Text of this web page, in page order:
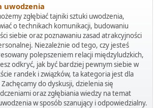
uwodzenia
zgłębiać tajniki sztuki uwodzenia,
o technikach komunikacji, budowaniu
siebie oraz poznawaniu zasad atrakcyjności
Niezależnie od tego, czy jesteś
polepszeniem relacji międzyludzkich,
odkryć, jak być bardziej pewnym siebie w
randek i związków, ta kategoria jest dla
do dyskusji, dzielenia się
oraz zgłębiania wiedzy na temat
w sposób szanujący i odpowiedzialny.